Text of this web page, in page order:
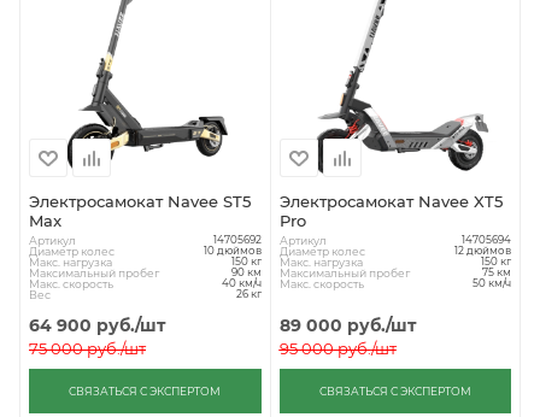
Электросамокат Navee ST5
Max
Артикул 14705692
Диаметр колес 10 дюймов
Макс. нагрузка 150 кг
Максимальный пробег 90 км
Макс. скорость 40 км/ч
Вес 26 кг
64 900 руб./шт
75 000руб./шт
СВЯЗАТЬСЯ С ЭКСПЕРТОМ
Электросамокат Navee XT5
Pro
Артикул 14705694
Диаметр колес 12 дюймов
Макс. нагрузка 150 кг
Максимальный пробег 75 км
Макс. скорость 50 км/ч
89 000 руб./шт
95 000руб./шт
СВЯЗАТЬСЯ С ЭКСПЕРТОМ